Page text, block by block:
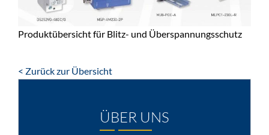
Produktübersicht für Blitz- und Überspannungsschutz
< Zurück zur Übersicht
ÜBER UNS